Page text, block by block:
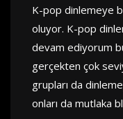
K-pop dinlemeye
oluyor. K-pop
devam ediyorum
gerçekten çok
grupları da
onları da mutlaka